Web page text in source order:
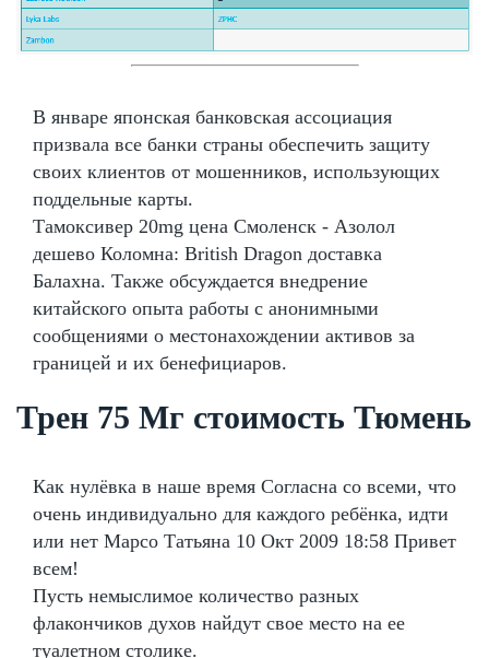
В январе японская банковская ассоциация
призвала все банки страны обеспечить защиту
своих клиентов от мошенников, использующих
поддельные карты.
Тамоксивер 20mg цена Смоленск - Азолол
дешево Коломна: British Dragon доставка
Балахна. Также обсуждается внедрение
китайского опыта работы с анонимными
сообщениями о местонахождении активов за
границей и их бенефициаров.
Трен 75 Мг стоимость Тюмень
Как нулёвка в наше время Согласна со всеми, что
очень индивидуально для каждого ребёнка, идти
или нет Марсо Татьяна 10 Окт 2009 18:58 Привет
всем!
Пусть немыслимое количество разных
флакончиков духов найдут свое место на ее
туалетном столике.